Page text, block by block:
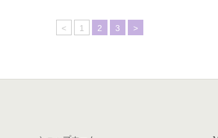
< 1 2 3 >